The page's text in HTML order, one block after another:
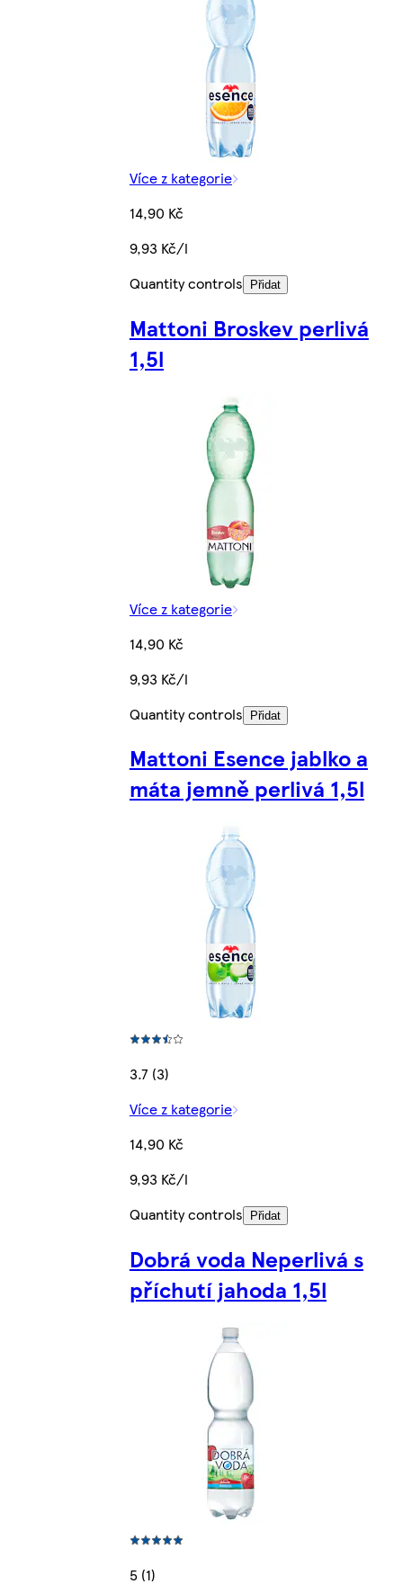
Více z kategorie
14,90 Kč
9,93 Kč/l
Quantity controls
Přidat
Mattoni Broskev perlivá
1,5l
Více z kategorie
14,90 Kč
9,93 Kč/l
Quantity controls
Přidat
Mattoni Esence jablko a
máta jemně perlivá 1,5l
3.7 (3)
Více z kategorie
14,90 Kč
9,93 Kč/l
Quantity controls
Přidat
Dobrá voda Neperlivá s
příchutí jahoda 1,5l
5 (1)